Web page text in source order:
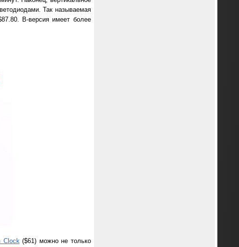
Так называемая
B-версия имеет более
Clock($61) можно не только